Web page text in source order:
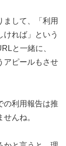
まして、「利用
れば」という
と一緒に、
アピールもさせ
の利用報告は推
んね。